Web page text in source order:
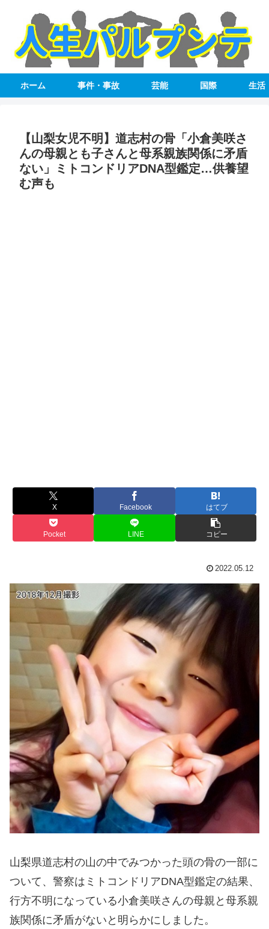
ホーム 事件・事故 芸能 国際 生活
【山梨女児不明】道志村の骨「小倉美咲さ
んの母親とも子さんと母系親族関係に矛盾
ない」ミトコンドリアDNA型鑑定…供養望
む声も
X Facebook はてブ
Pocket LINE コピー
2022.05.12
山梨県道志村の山の中でみつかった頭の骨の一部に
ついて、警察はミトコンドリアDNA型鑑定の結果、
行方不明になっている小倉美咲さんの母親と母系親
族関係に矛盾がないと明らかにしました。